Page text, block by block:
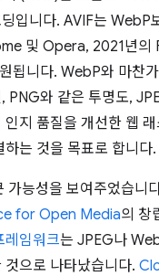
입니다. AVIF는 WebP
및 Opera, 2021년의
됩니다. WebP와 마찬
PNG와 같은 투명도,
지 품질을 개선한 웹
는 것을 목표로 합니다.
가능성을 보여주었습니
for Open Media의 창
레임워크는 JPEG나
것으로 나타났습니다.